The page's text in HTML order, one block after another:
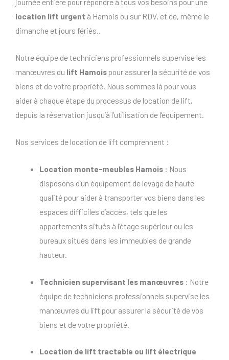
journée entière pour répondre à tous vos besoins pour une
location lift urgent à Hamois ou sur RDV, et ce, même le
dimanche et jours fériés..
Notre équipe de techniciens professionnels supervise les
manœuvres du lift Hamois pour assurer la sécurité de vos
biens et de votre propriété. Nous sommes là pour vous
aider à chaque étape du processus de location de lift,
depuis la réservation jusqu’à l’utilisation de l’équipement.
Nos services de location de lift comprennent :
Location monte-meubles Hamois: Nous
disposons d’un équipement de levage de haute
qualité pour aider à transporter vos biens dans les
espaces difficiles d’accès, tels que les
appartements situés à l’étage supérieur ou les
bureaux situés dans les immeubles de grande
hauteur.
Technicien supervisant les manœuvres: Notre
équipe de techniciens professionnels supervise les
manœuvres du lift pour assurer la sécurité de vos
biens et de votre propriété.
Location de lift tractable ou lift électrique